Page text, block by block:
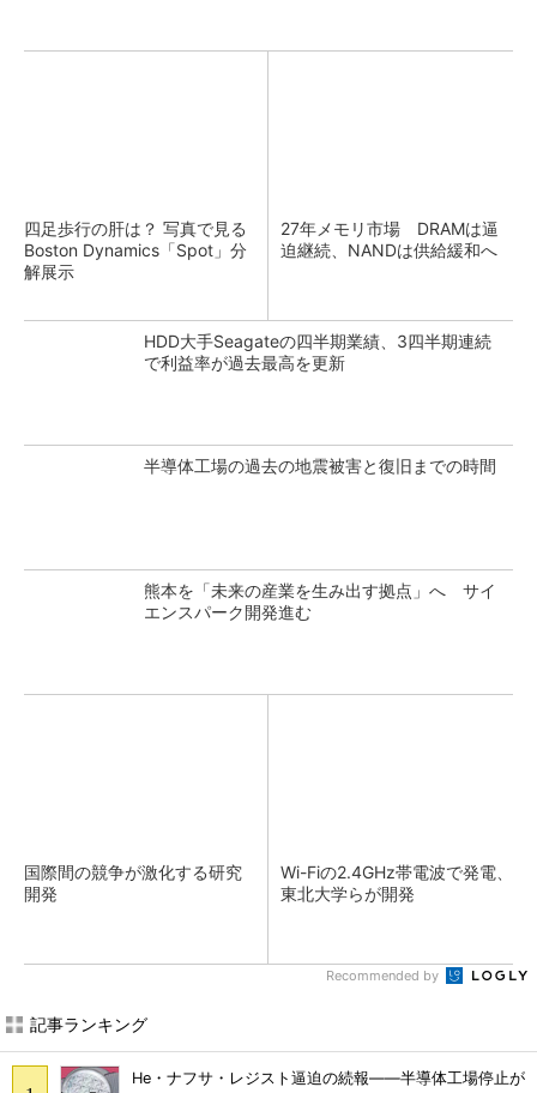
四足歩行の肝は？ 写真で見る
Boston Dynamics「Spot」分
解展示
27年メモリ市場 DRAMは逼
迫継続、NANDは供給緩和へ
HDD大手Seagateの四半期業績、3四半期連続
で利益率が過去最高を更新
半導体工場の過去の地震被害と復旧までの時間
熊本を「未来の産業を生み出す拠点」へ サイ
エンスパーク開発進む
国際間の競争が激化する研究
開発
Wi-Fiの2.4GHz帯電波で発電、
東北大学らが開発
Recommended by
記事ランキング
He・ナフサ・レジスト逼迫の続報――半導体工場停止が